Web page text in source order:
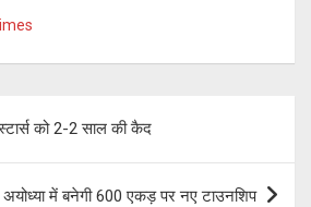
e
aको 2-2 साल की कैद
में बनेगी 600 एकड़ पर नए टाउनशिप